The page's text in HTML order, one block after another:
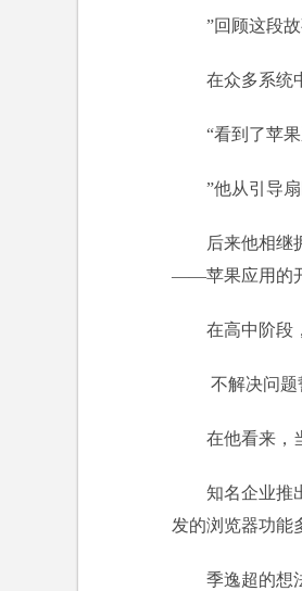
”回顾这段
在众多系统
“看到了苹
”他从引导
后来他相继
——苹果应用的
在高中阶段
不解决问题
在他看来，
知名企业推
发的浏览器功能
季逸超的想